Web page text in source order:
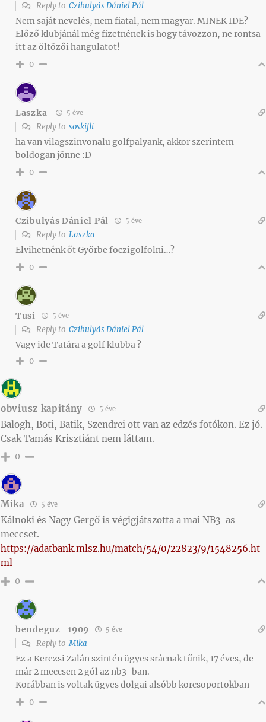
Reply to Czibulyás Dániel Pál
Nem saját nevelés, nem fiatal, nem magyar. MINEK IDE?
Előző klubjánál még fizetnének is hogy távozzon, ne rontsa
itt az öltözői hangulatot!
0
Laszka 5 éve
Reply to soskifli
ha van vilagszinvonalu golfpalyank, akkor szerintem
boldogan jönne :D
0
Czibulyás Dániel Pál 5 éve
Reply to Laszka
Elvihetnénk őt Győrbe foczigolfolni…?
0
Tusi 5 éve
Reply to Czibulyás Dániel Pál
Vagy ide Tatára a golf klubba ?
0
obviusz kapitány 5 éve
Balogh, Boti, Batik, Szendrei ott van az edzés fotókon. Ez jó.
Csak Tamás Krisztiánt nem láttam.
0
Mika 5 éve
Kálnoki és Nagy Gergő is végigjátszotta a mai NB3-as
meccset.
https://adatbank.mlsz.hu/match/54/0/22823/9/1548256.ht
ml
0
bendeguz_1909 5 éve
Reply toMika
Ez a Kerezsi Zalán szintén ügyes srácnak tűnik, 17 éves, de
már 2 meccsen 2 gól az nb3-ban.
Korábban is voltak ügyes dolgai alsóbb korcsoportokban
0